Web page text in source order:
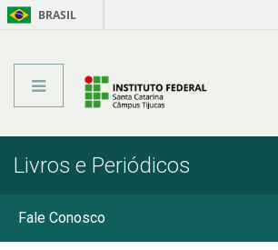
BRASIL
Livros e Periódicos
Fale Conosco